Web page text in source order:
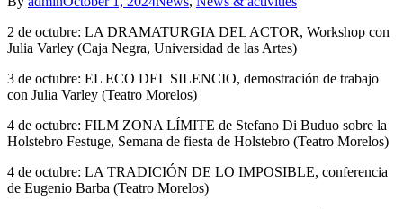
2 de octubre: LA DRAMATURGIA DEL ACTOR, Workshop con
Julia Varley (Caja Negra, Universidad de las Artes)
3 de octubre: EL ECO DEL SILENCIO, demostración de trabajo
con Julia Varley (Teatro Morelos)
4 de octubre: FILM ZONA LÍMITE de Stefano Di Buduo sobre la
Holstebro Festuge, Semana de fiesta de Holstebro (Teatro Morelos)
4 de octubre: LA TRADICIÓN DE LO IMPOSIBLE, conferencia
de Eugenio Barba (Teatro Morelos)